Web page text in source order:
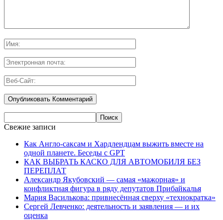
Свежие записи
Как Англо-саксам и Хардлендцам выжить вместе на
одной планете. Беседы с GPT
КАК ВЫБРАТЬ КАСКО ДЛЯ АВТОМОБИЛЯ БЕЗ
ПЕРЕПЛАТ
Александр Якубовский — самая «мажорная» и
конфликтная фигура в ряду депутатов Прибайкалья
Мария Василькова: привнесённая сверху «технократка»
Сергей Левченко: деятельность и заявления — и их
оценка